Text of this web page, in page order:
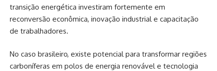
transição energética investiram fortemente em
reconversão econômica, inovação industrial e capacitação
de trabalhadores.
No caso brasileiro, existe potencial para transformar regiões
carboníferas em polos de energia renovável e tecnologia